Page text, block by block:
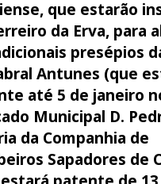
que estarão
da Erva, para
presépios
Antunes (que
até 5 de janeiro
Municipal D.
da Companhia de
Sapadores de